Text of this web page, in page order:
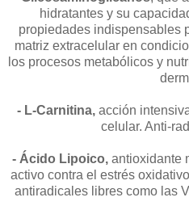
hidratantes y su
propiedades indispensables
matriz extracelular en
los procesos metabólicos y
- L-Carnitina, acción
celular. Anti-
- Ácido Lipoico,antioxidante
activo contra el estrés
antiradicales libres como las